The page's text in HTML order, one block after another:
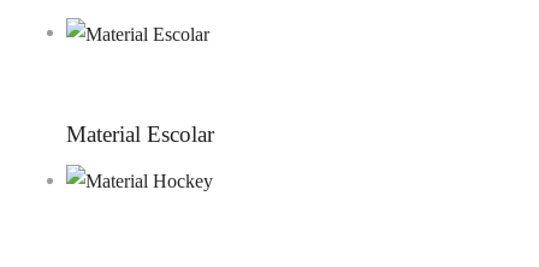
Material Escolar